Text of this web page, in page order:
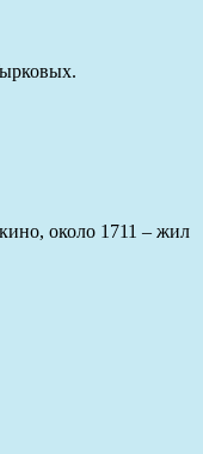
около 1711 – жил